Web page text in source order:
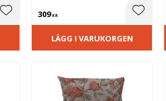
Lägg till i favoriter
309KR Lägg
LÄGG I VARUKORGEN